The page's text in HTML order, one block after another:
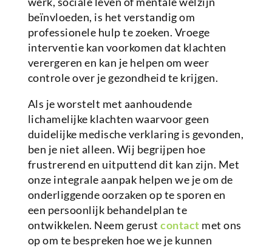
beïnvloeden, is het verstandig om
professionele hulp te zoeken. Vroege
interventie kan voorkomen dat klachten
verergeren en kan je helpen om weer
controle over je gezondheid te krijgen.
Als je worstelt met aanhoudende
lichamelijke klachten waarvoor geen
duidelijke medische verklaring is gevonden,
ben je niet alleen. Wij begrijpen hoe
frustrerend en uitputtend dit kan zijn. Met
onze integrale aanpak helpen we je om de
onderliggende oorzaken op te sporen en
een persoonlijk behandelplan te
ontwikkelen. Neem gerustcontact met ons
op om te bespreken hoe we je kunnen